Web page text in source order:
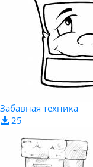
Забавная техника
25